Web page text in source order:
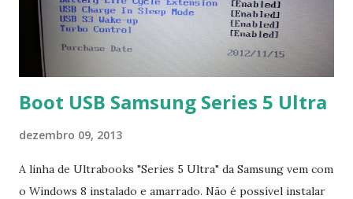
Boot USB Samsung Series 5 Ultra
dezembro 09, 2013
A linha de Ultrabooks "Series 5 Ultra" da Samsung vem com
o Windows 8 instalado e amarrado. Não é possível instalar